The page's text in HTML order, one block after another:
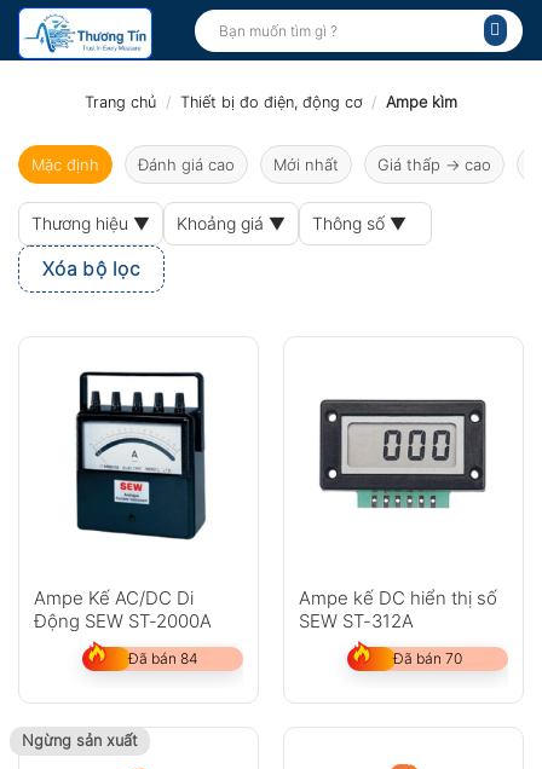
Bỏ
qua
Tìm
kiếm:
Trang chủ / Thiết bị đo điện, động cơ / Ampe kìm
Mặc định Đánh giá cao Mới nhất Giá thấp → cao
Thương hiệu ▼ Khoảng giá ▼ Thông số ▼
Xóa bộ lọc
Ampe Kế AC/DC Di
Động SEW ST-2000A
Đã bán 84
Ampe kế DC hiển thị số
SEW ST-312A
Đã bán 70
Ngừng sản xuất